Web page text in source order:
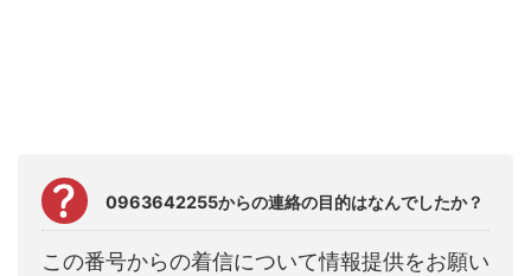
0963642255からの連絡の目的はなんでしたか？
この番号からの着信について情報提供をお願い